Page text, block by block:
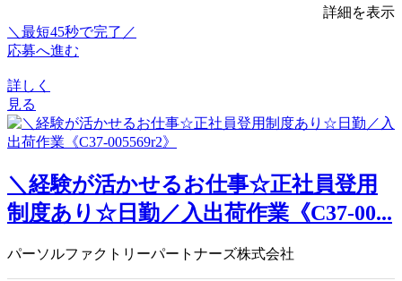
詳細を表示
＼最短45秒で完了／
応募へ進む
詳しく
見る
＼経験が活かせるお仕事☆正社員登用
制度あり☆日勤／入出荷作業《C37-00...
パーソルファクトリーパートナーズ株式会社